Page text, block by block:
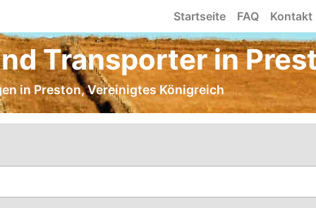
Startseite FAQ Kontakt
Transporter in
in Preston, Vereinigtes Königreich